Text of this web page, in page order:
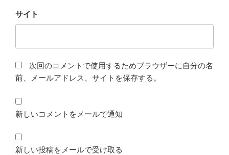
サイト
次回のコメントで使用するためブラウザーに自分の名
前、メールアドレス、サイトを保存する。
新しいコメントをメールで通知
新しい投稿をメールで受け取る